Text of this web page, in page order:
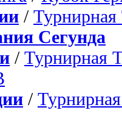
/ Турнирная
Сегунда
/ Турнирная
/